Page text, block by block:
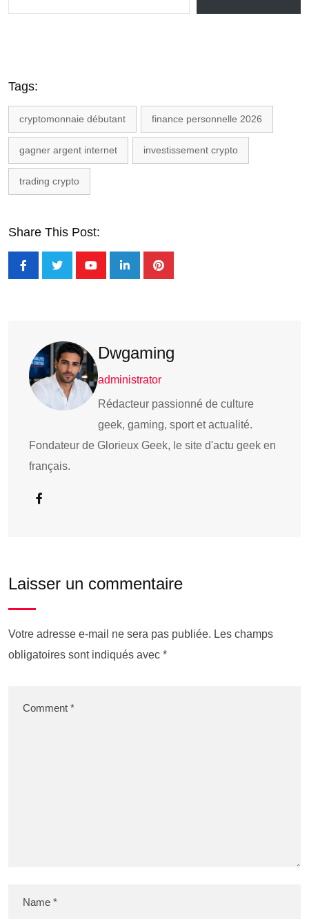
Tags:
cryptomonnaie débutant finance personnelle 2026
gagner argent internet investissement crypto
trading crypto
Share This Post:
Dwgaming
administrator
Rédacteur passionné de culture
geek, gaming, sport et actualité.
Fondateur de Glorieux Geek, le site d'actu geek en
français.
Laisser un commentaire
Votre adresse e-mail ne sera pas publiée. Les champs
obligatoires sont indiqués avec *